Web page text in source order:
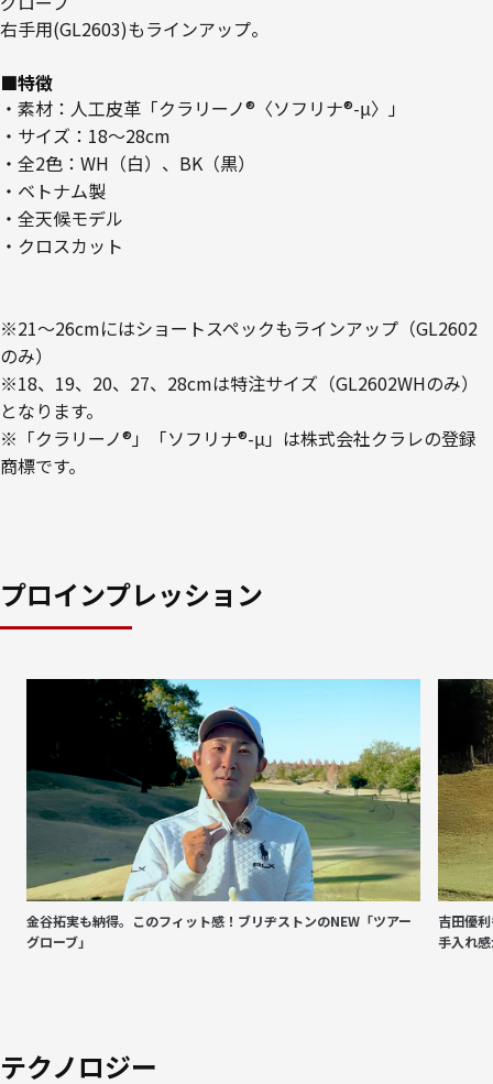
右手用(GL2603)もラインアップ。
■特徴
・素材：人工皮革「クラリーノ®〈ソフリナ®-μ〉」
・サイズ：18～28cm
・全2色：WH（白）、BK（黒）
・ベトナム製
・全天候モデル
・クロスカット
※21～26cmにはショートスペックもラインアップ（GL2602
のみ）
※18、19、20、27、28cmは特注サイズ（GL2602WHのみ）
となります。
※「クラリーノ®」「ソフリナ®-μ」は株式会社クラレの登録
商標です。
プロインプレッション
金谷拓実も納得。このフィット感！ブリヂストンのNEW「ツアー
グローブ」
吉田優
手入れ
テクノロジー